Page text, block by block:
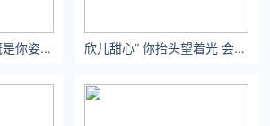
为什么忘不掉你大概是你姿势到位喘息娇俏吧。 欣儿甜心“ 你抬头望着光 会一直温柔 ”#圣诞树# ​​​​